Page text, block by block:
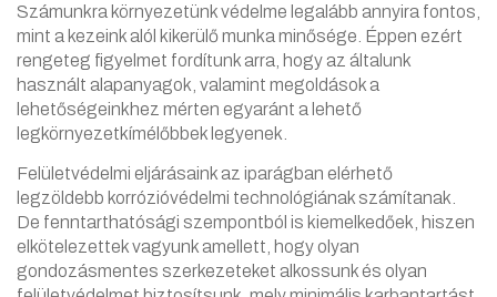
Számunkra környezetünk védelme legalább annyira fontos,
mint a kezeink alól kikerülő munka minősége. Éppen ezért
rengeteg figyelmet fordítunk arra, hogy az általunk
használt alapanyagok, valamint megoldások a
lehetőségeinkhez mérten egyaránt a lehető
legkörnyezetkímélőbbek legyenek.
Felületvédelmi eljárásaink az iparágban elérhető
legzöldebb korrózióvédelmi technológiának számítanak.
De fenntarthatósági szempontból is kiemelkedőek, hiszen
elkötelezettek vagyunk amellett, hogy olyan
gondozásmentes szerkezeteket alkossunk és olyan